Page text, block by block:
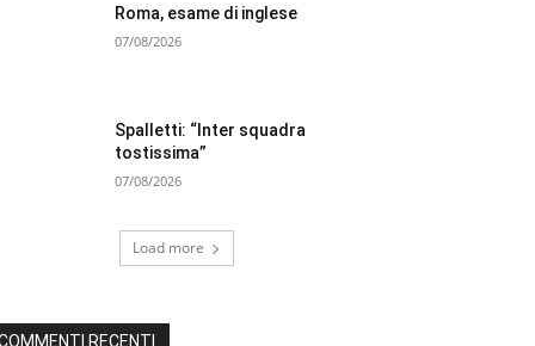
Roma, esame di inglese
07/08/2026
Spalletti: “Inter squadra
tostissima”
07/08/2026
Load more
RECENTI